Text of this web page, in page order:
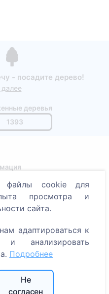
- посадите дерево!
далее
деревья
1393
вопросы
и пользователей
cookie
файлы cookie для
просмотра и
сайта.
адаптироваться к
и анализировать
Подробнее
Не
согласен